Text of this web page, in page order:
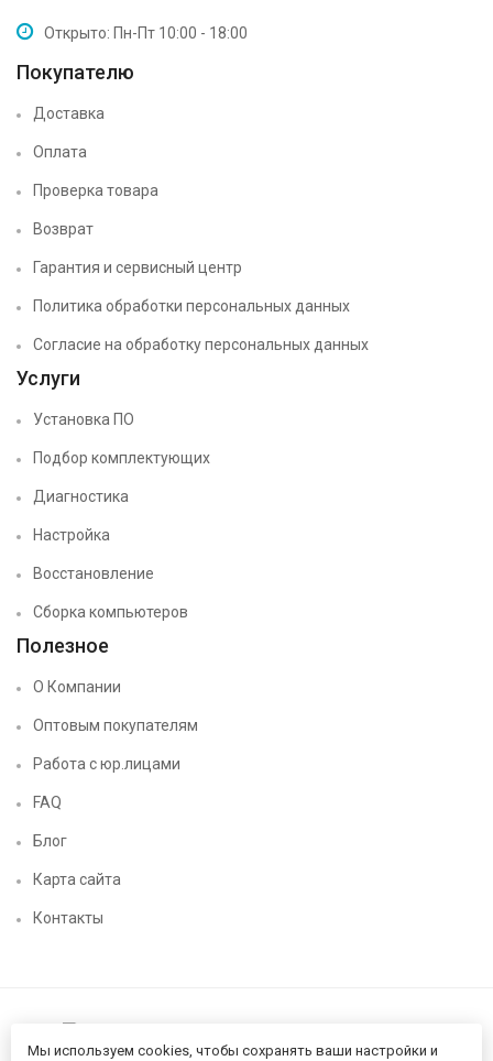
Открыто: Пн-Пт 10:00 - 18:00
Покупателю
Доставка
Оплата
Проверка товара
Возврат
Гарантия и сервисный центр
Политика обработки персональных данных
Согласие на обработку персональных данных
Услуги
Установка ПО
Подбор комплектующих
Диагностика
Настройка
Восстановление
Сборка компьютеров
Полезное
О Компании
Оптовым покупателям
Работа с юр.лицами
FAQ
Блог
Карта сайта
Контакты
Мы используем cookies, чтобы сохранять ваши настройки и